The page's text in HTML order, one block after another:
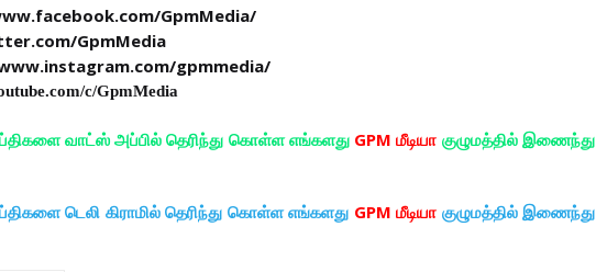
GpmMedia/
GpmMedia
gpmmedia/
c/GpmMedia
வாட்ஸ் அப்பில் தெரிந்து கொள்ள எங்களது GPM மீடியா குழுமத்தில் இணைந்து
டெலி கிராமில் தெரிந்து கொள்ள எங்களது GPM மீடியா குழுமத்தில் இணைந்து